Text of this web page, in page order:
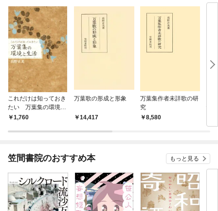
これだけは知っておき
たい 万葉集の環境と
生活1,760
万葉歌の形成と形象
14,417
万葉集作者未詳歌の研
究
8,580
た
笠間書院のおすすめ本 もっと見る